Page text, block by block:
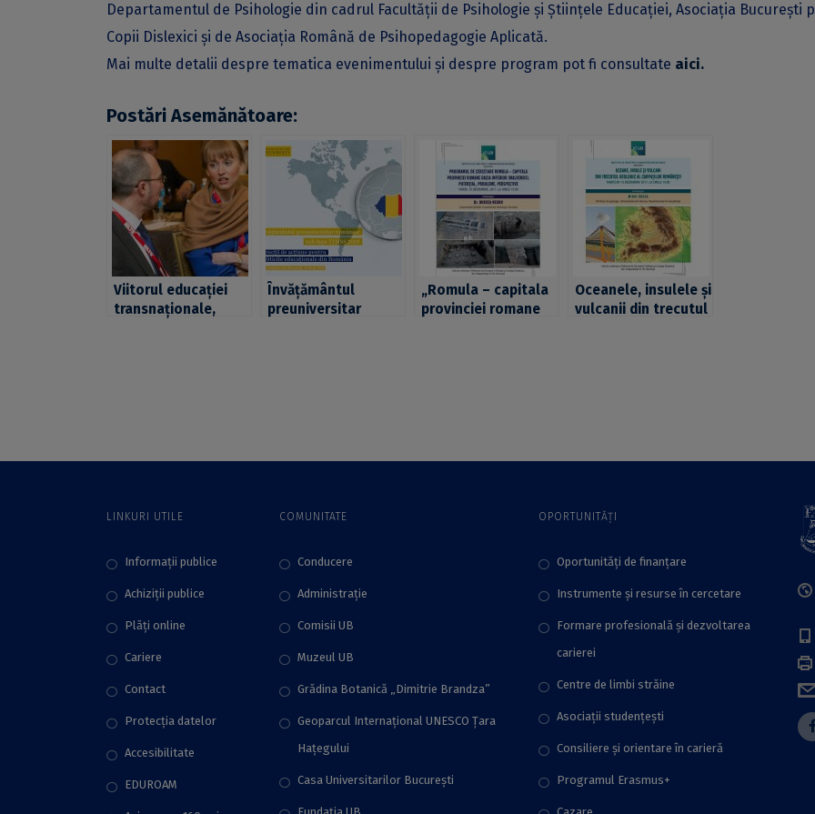
Departamentul de Psihologie din cadrul Facultăţii de Psihologie și Științele Educației, Asociația București
Copii Dislexici și de Asociația Română de Psihopedagogie Aplicată.
Mai multe detalii despre tematica evenimentului și despre program pot fi consultate aici.
Postări Asemănătoare:
Viitorul educației
transnaționale,
Învățământul
preuniversitar
Psihologie și
Universității din
prezentat
2019 și direcțiile de
politicile
educaționale
„Romula – capitala
provinciei romane
Oceanele, insulele și
vulcanii din trecutul
LINKURI UTILE
Informații publice
Achiziții publice
Plăţi online
Cariere
Contact
Protecţia datelor
Accesibilitate
EDUROAM
COMUNITATE
Conducere
Administraţie
Comisii UB
Muzeul UB
Grădina Botanică „Dimitrie Brandza”
Geoparcul Internațional UNESCO Țara
Hațegului
Casa Universitarilor București
OPORTUNITĂȚI
Oportunități de finanțare
Instrumente și resurse în cercetare
Formare profesională și dezvoltarea
carierei
Centre de limbi străine
Asociații studențești
Consiliere şi orientare în carieră
Programul Erasmus+